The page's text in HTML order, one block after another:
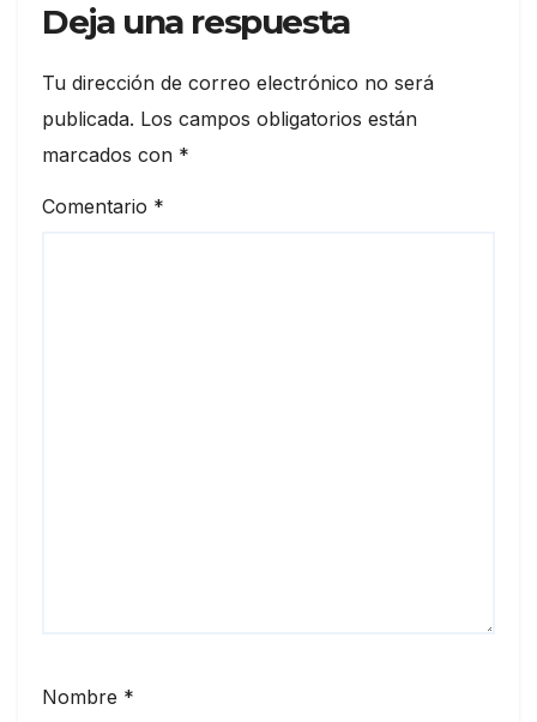
Deja una respuesta
Tu dirección de correo electrónico no será
publicada. Los campos obligatorios están
marcados con *
Comentario *
Nombre *